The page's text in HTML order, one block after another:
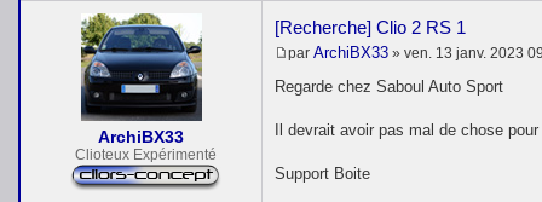
ArchiBX33
Clioteux Expérimenté
[Recherche] Clio 2 RS 1
M
e
a
e
par ArchiBX33 » ven. 13 janv. 2023
Regarde chez Saboul Auto Sport
Il devrait avoir pas mal de chose
Support Boite